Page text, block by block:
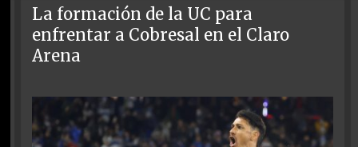
La formación de la UC para
enfrentar a Cobresal en el Claro
Arena